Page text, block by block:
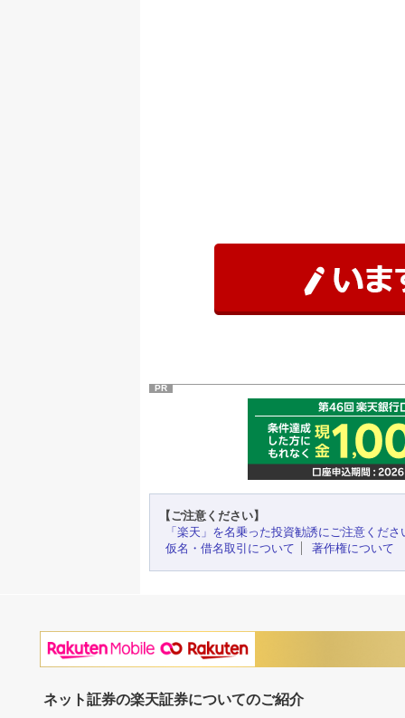
PR
【ご注意ください】
「楽天」を名乗った投資勧誘にご注意くださ
仮名・借名取引について
著作権について
ネット証券の楽天証券についてのご紹介